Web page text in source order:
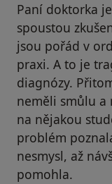
Paní doktorka
spoustou
jsou pořád v
praxi. A to je
diagnózy.
neměli smůlu a
na nějakou
problém
nesmysl, až
pomohla.